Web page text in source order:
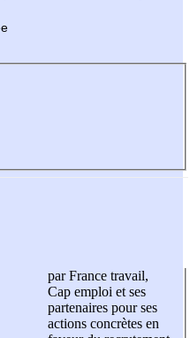
par France travail,
Cap emploi et ses
partenaires pour ses
actions concrètes en